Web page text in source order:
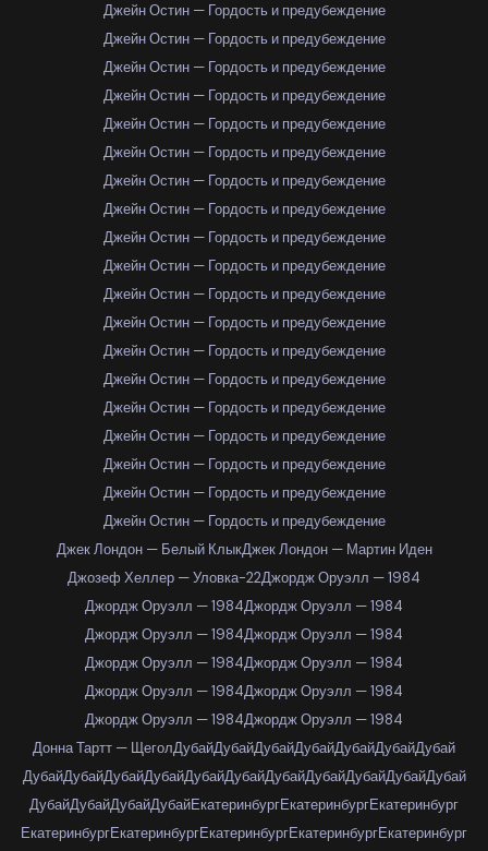
Джейн Остин — Гордость и предубеждение
Джейн Остин — Гордость и предубеждение
Джейн Остин — Гордость и предубеждение
Джейн Остин — Гордость и предубеждение
Джейн Остин — Гордость и предубеждение
Джейн Остин — Гордость и предубеждение
Джейн Остин — Гордость и предубеждение
Джейн Остин — Гордость и предубеждение
Джейн Остин — Гордость и предубеждение
Джейн Остин — Гордость и предубеждение
Джейн Остин — Гордость и предубеждение
Джейн Остин — Гордость и предубеждение
Джейн Остин — Гордость и предубеждение
Джейн Остин — Гордость и предубеждение
Джейн Остин — Гордость и предубеждение
Джейн Остин — Гордость и предубеждение
Джейн Остин — Гордость и предубеждение
Джейн Остин — Гордость и предубеждение
Джейн Остин — Гордость и предубеждение
Джек Лондон — Белый КлыкДжек Лондон — Мартин Иден
Джозеф Хеллер — Уловка-22Джордж Оруэлл — 1984
Джордж Оруэлл — 1984Джордж Оруэлл — 1984
Джордж Оруэлл — 1984Джордж Оруэлл — 1984
Джордж Оруэлл — 1984Джордж Оруэлл — 1984
Джордж Оруэлл — 1984Джордж Оруэлл — 1984
Джордж Оруэлл — 1984Джордж Оруэлл — 1984
Донна Тартт — ЩеголДубайДубайДубайДубайДубайДубайДубай
ДубайДубайДубайДубайДубайДубайДубайДубайДубайДубайДубай
ДубайДубайДубайДубайЕкатеринбургЕкатеринбургЕкатеринбург
ЕкатеринбургЕкатеринбургЕкатеринбургЕкатеринбургЕкатеринбург